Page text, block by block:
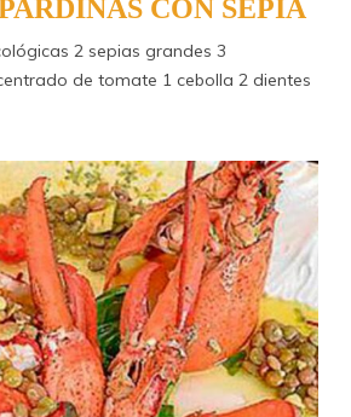
CON SEPIA
2 sepias grandes 3
de tomate 1 cebolla 2 dientes